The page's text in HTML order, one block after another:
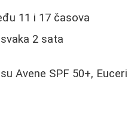
11 i 17 časova
2 sata
Avene SPF 50+,